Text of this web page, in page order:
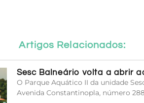
Artigos Relacionados:
Sesc Balneário volta a abrir
O Parque Aquático II da unidade
Avenida Constantinopla, número